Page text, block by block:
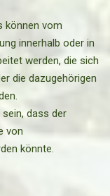
können vom
innerhalb oder in
werden, die sich
die dazugehörigen
dass der
von
könnte.